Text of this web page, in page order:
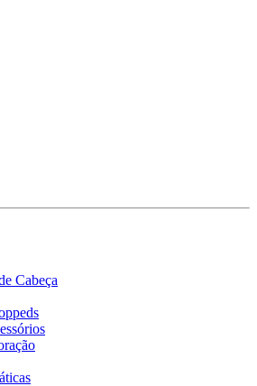
Cabeça